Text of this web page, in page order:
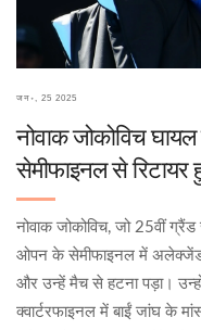
जन॰, 25 2025
नोवाक जोकोविच
सेमीफाइनल से रिटायर
नोवाक जोकोविच, जो 25वीं
ओपन के सेमीफाइनल में
और उन्हें मैच से हटना पड़ा।
क्वार्टरफाइनल में बाईं जांघ के